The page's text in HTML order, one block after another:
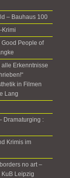
– Bauhaus 100
Krimi
Good People of
Erkenntnisse
in Filmen
Lang
Dramaturging :
Krimis im
no art –
Leipzig